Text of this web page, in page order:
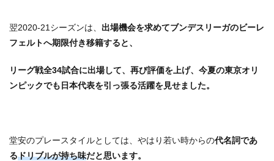
翌2020-21シーズンは、 出場機会を求めてブンデスリーガのビーレ
フェルトへ期限付き移籍すると、
リーグ戦全34試合に出場して、再び評価を上げ、今夏の東京オリ
ンピックでも日本代表を引っ張る活躍を見せました。
堂安のプレースタイルとしては、やはり若い時からの代名詞であ
るドリブルが持ち味だと思います。